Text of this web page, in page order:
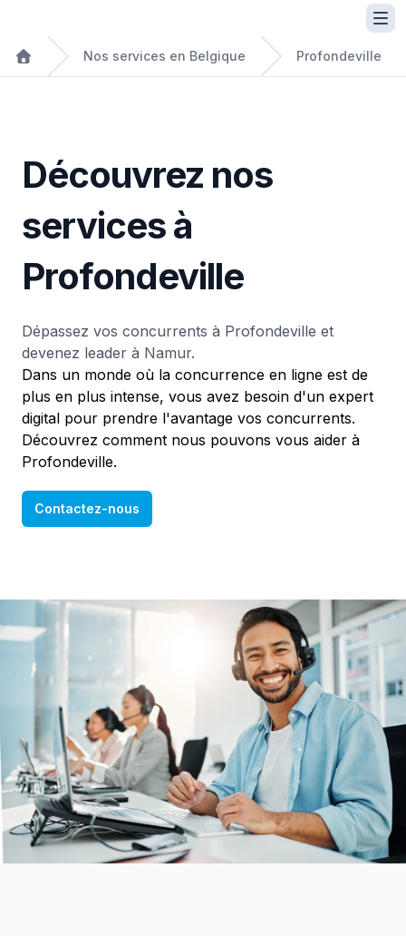
Nos services en Belgique Profondeville
Découvrez nos
services à
Profondeville
Dépassez vos concurrents à Profondeville et
devenez leader à Namur.
Dans un monde où la concurrence en ligne est de
plus en plus intense, vous avez besoin d'un expert
digital pour prendre l'avantage vos concurrents.
Découvrez comment nous pouvons vous aider à
Profondeville.
Contactez-nous